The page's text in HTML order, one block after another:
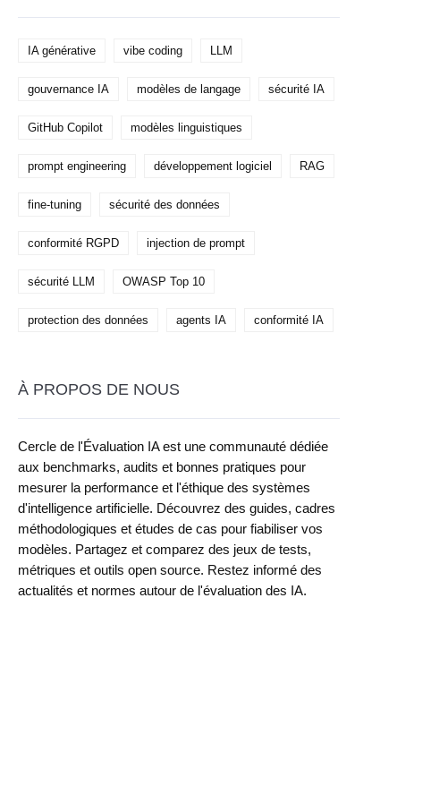
IA générative vibe coding LLM
gouvernance IA modèles de langage sécurité IA
GitHub Copilot modèles linguistiques
prompt engineering développement logiciel RAG
fine-tuning sécurité des données
conformité RGPD injection de prompt
sécurité LLM OWASP Top 10
protection des données agents IA conformité IA
À PROPOS DE NOUS
Cercle de l'Évaluation IA est une communauté dédiée
aux benchmarks, audits et bonnes pratiques pour
mesurer la performance et l'éthique des systèmes
d'intelligence artificielle. Découvrez des guides, cadres
méthodologiques et études de cas pour fiabiliser vos
modèles. Partagez et comparez des jeux de tests,
métriques et outils open source. Restez informé des
actualités et normes autour de l'évaluation des IA.